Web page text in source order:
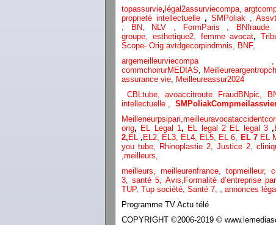
topassurvie, légal2assurviecompa,
proprieté intellectuelle , SMPoliak ,
BN, NLV , FormParis ,
groupe, esthetique2, femme avocat,
Scope- Orig avtdgecorpindmnis,
BNF,
commchoirurMEDIAS
assurance vie
Meilleureassur2024
CBLtube,avoaccitroute FraudBNpic,
intellectuelle
SMPoliak
Meilleneurpsipari,
orig, EL Legal 1, EL legal 2 EL legal 3 ,
2, EL , EL2, EL3, EL4, EL5, EL 6, EL 7 EL
you tube
Rhinoplastie 2 ,Justice 2 ,
meilleurs
meilleurs ,meilleurenfrance,topmeilleur,
3,
santé 5, Avis Formalité d’entreprise
TUP, Tup société, Santé 7 annonces
Programme TV Actu télé
COPYRIGHT ©2006-2019 ©